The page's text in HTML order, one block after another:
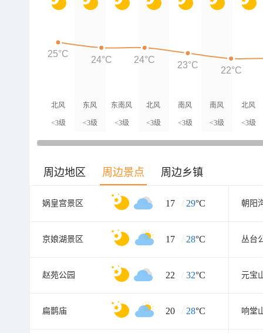
北风
<3级
东风
<3级
东南风
<3级
北风
<3级
南风
<3级
南风
<3级
北风
<3级
25°C
24°C 24°C
23°C
22°C
周边地区 周边景点 周边乡镇
娲皇宫景区 17 / 29°C 朝阳
京娘湖景区 17 / 28°C 丛台
赵苑公园 22 / 32°C 元宝
扁鹊庙 20 / 28°C 响堂